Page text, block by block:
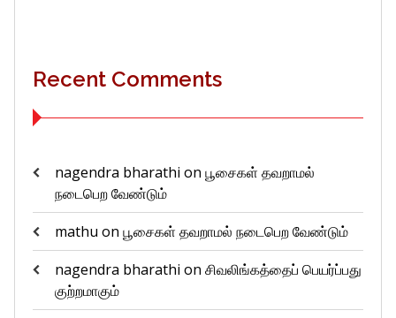
Recent Comments
nagendra bharathi on பூசைகள் தவறாமல்
நடைபெற வேண்டும்
mathu on பூசைகள் தவறாமல் நடைபெற வேண்டும்
nagendra bharathi on சிவலிங்கத்தைப் பெயர்ப்பது
குற்றமாகும்